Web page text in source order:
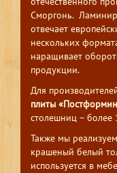
Сморгонь.
отвечает
нескольких
наращивает
продукции.
Для
плиты
столешниц – более
Также мы
крашеный белый
используется в